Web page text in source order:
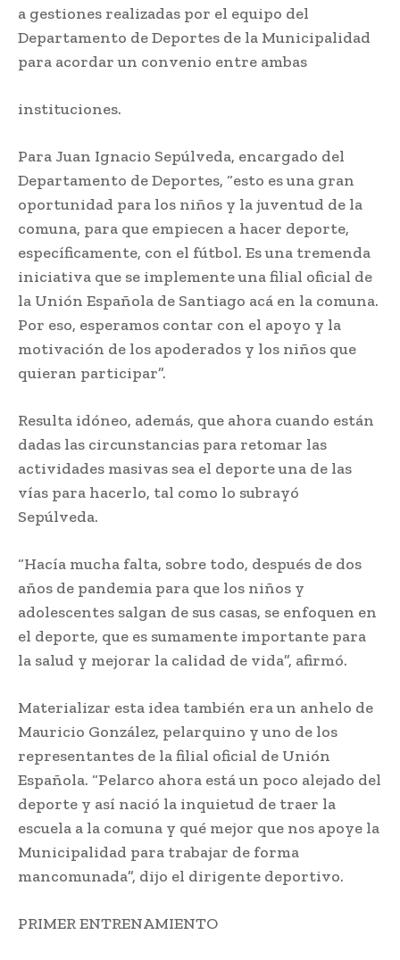
a gestiones realizadas por el equipo del
Departamento de Deportes de la Municipalidad
para acordar un convenio entre ambas
instituciones.
Para Juan Ignacio Sepúlveda, encargado del
Departamento de Deportes, “esto es una gran
oportunidad para los niños y la juventud de la
comuna, para que empiecen a hacer deporte,
específicamente, con el fútbol. Es una tremenda
iniciativa que se implemente una filial oficial de
la Unión Española de Santiago acá en la comuna.
Por eso, esperamos contar con el apoyo y la
motivación de los apoderados y los niños que
quieran participar”.
Resulta idóneo, además, que ahora cuando están
dadas las circunstancias para retomar las
actividades masivas sea el deporte una de las
vías para hacerlo, tal como lo subrayó
Sepúlveda.
“Hacía mucha falta, sobre todo, después de dos
años de pandemia para que los niños y
adolescentes salgan de sus casas, se enfoquen en
el deporte, que es sumamente importante para
la salud y mejorar la calidad de vida”, afirmó.
Materializar esta idea también era un anhelo de
Mauricio González, pelarquino y uno de los
representantes de la filial oficial de Unión
Española. “Pelarco ahora está un poco alejado del
deporte y así nació la inquietud de traer la
escuela a la comuna y qué mejor que nos apoye la
Municipalidad para trabajar de forma
mancomunada”, dijo el dirigente deportivo.
PRIMER ENTRENAMIENTO